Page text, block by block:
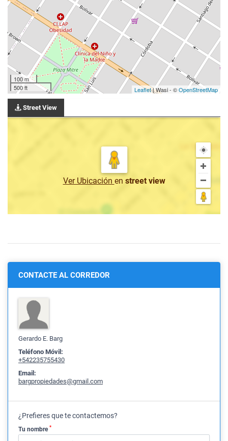
100 m
500 ft
Leaflet| Wasi - ©OpenStreetMap
Street View
Ver Ubicación en street view
CONTACTE AL CORREDOR
Gerardo E. Barg
Teléfono Móvil:
+542235755430
Email:
bargpropiedades@gmail.com
¿Prefieres que te contactemos?
Tu nombre *